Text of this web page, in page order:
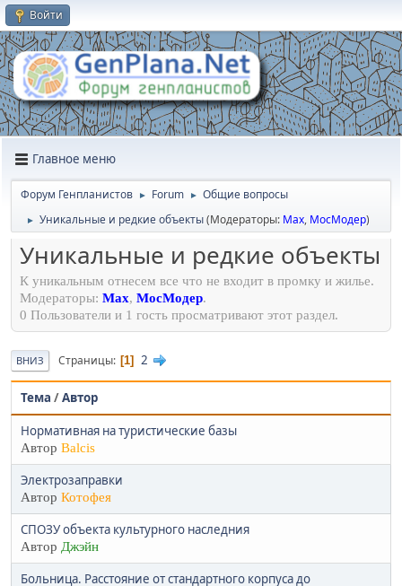
Войти
Главное меню
Форум Генпланистов ► Forum ► Общие вопросы
► Уникальные и редкие объекты(Модераторы: Max, МосМодер)
Уникальные и редкие объекты
К уникальным отнесем все что не входит в промку и жилье.
Модераторы: Max, МосМодер.
0 Пользователи и 1 гость просматривают этот раздел.
ВНИЗ Страницы 1 2
Тема /Автор
Нормативная на туристические базы
Автор Balcis
Электрозаправки
Автор Котофея
СПОЗУ объекта культурного наследния
Автор Джэйн
Больница. Расстояние от стандартного корпуса до